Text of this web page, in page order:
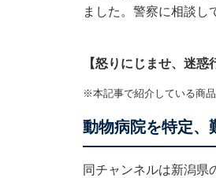
ました。警察に相談し
【怒りにじませ、迷惑
※本記事で紹介している商
動物病院を特定、
同チャンネルは新潟県